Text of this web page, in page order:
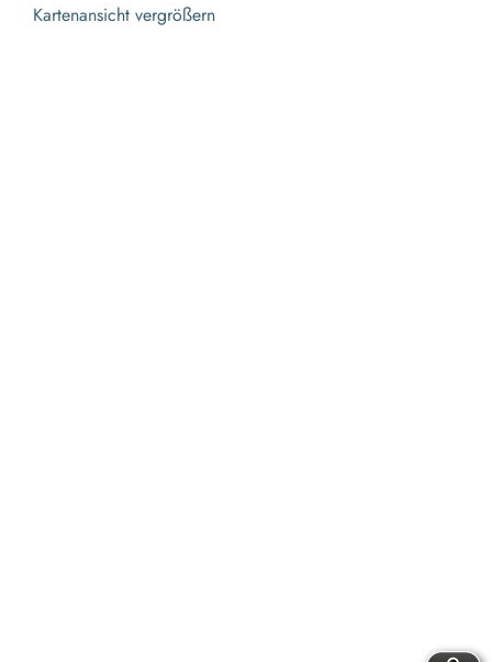
Kartenansicht vergrößern